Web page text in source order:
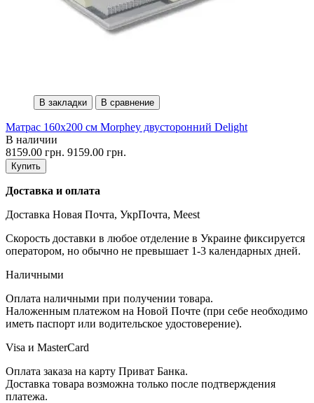
В закладки В сравнение
Матрас 160х200 см Morphey двусторонний Delight
В наличии
8159.00 грн. 9159.00 грн.
Купить
Доставка и оплата
Доставка Новая Почта, УкрПочта, Meest
Скорость доставки в любое отделение в Украине фиксируется
оператором, но обычно не превышает 1-3 календарных дней.
Наличными
Оплата наличными при получении товара.
Наложенным платежом на Новой Почте (при себе необходимо
иметь паспорт или водительское удостоверение).
Visa и MasterCard
Оплата заказа на карту Приват Банка.
Доставка товара возможна только после подтверждения
платежа.